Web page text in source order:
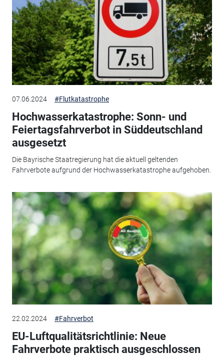
07.06.2024 #Flutkatastrophe
Hochwasserkatastrophe: Sonn- und
Feiertagsfahrverbot in Süddeutschland
ausgesetzt
Die Bayrische Staatregierung hat die aktuell geltenden
Fahrverbote aufgrund der Hochwasserkatastrophe aufgehoben.
22.02.2024 #Fahrverbot
EU-Luftqualitätsrichtlinie: Neue
Fahrverbote praktisch ausgeschlossen